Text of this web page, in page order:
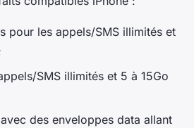
pour les appels/SMS illimités et
SMS illimités et 5 à 15Go
des enveloppes data allant